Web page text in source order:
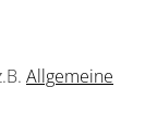
Allgemeine